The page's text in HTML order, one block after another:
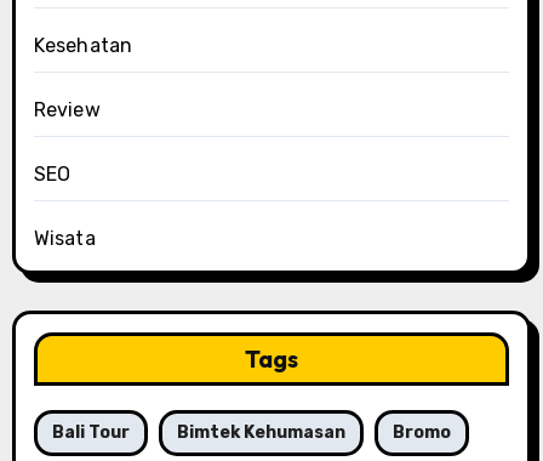
Kesehatan
Review
SEO
Wisata
Tags
Bali Tour Bimtek Kehumasan Bromo